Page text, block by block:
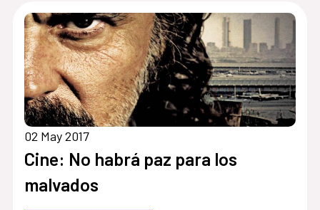
02 May 2017
Cine: No habrá paz para los
malvados